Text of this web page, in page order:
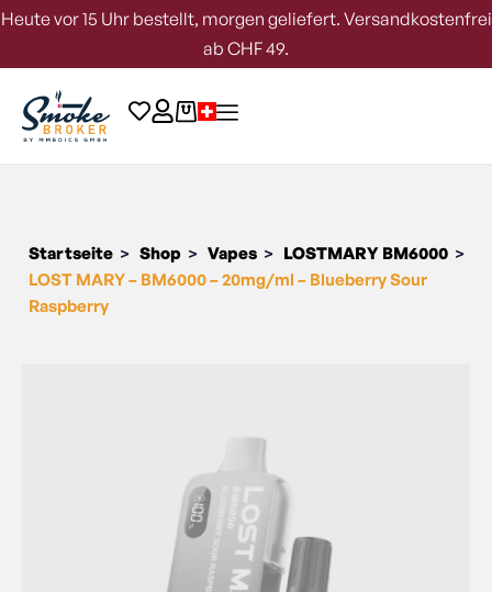
Heute vor 15 Uhr bestellt, morgen geliefert. Versandkostenfrei
ab CHF 49.
Startseite > Shop > Vapes > LOSTMARY BM6000 >
LOST MARY – BM6000 – 20mg/ml – Blueberry Sour
Raspberry